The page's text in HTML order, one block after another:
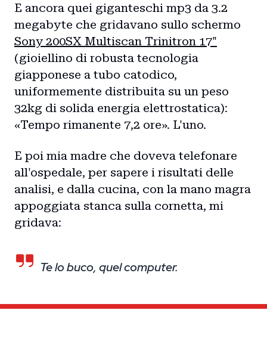
E ancora quei giganteschi mp3 da 3.2
megabyte che gridavano sullo schermo
Sony 200SX Multiscan Trinitron 17"
(gioiellino di robusta tecnologia
giapponese a tubo catodico,
uniformemente distribuita su un peso
32kg di solida energia elettrostatica):
«Tempo rimanente 7,2 ore». L'uno.
E poi mia madre che doveva telefonare
all'ospedale, per sapere i risultati delle
analisi, e dalla cucina, con la mano magra
appoggiata stanca sulla cornetta, mi
gridava:
Te lo buco, quel computer.